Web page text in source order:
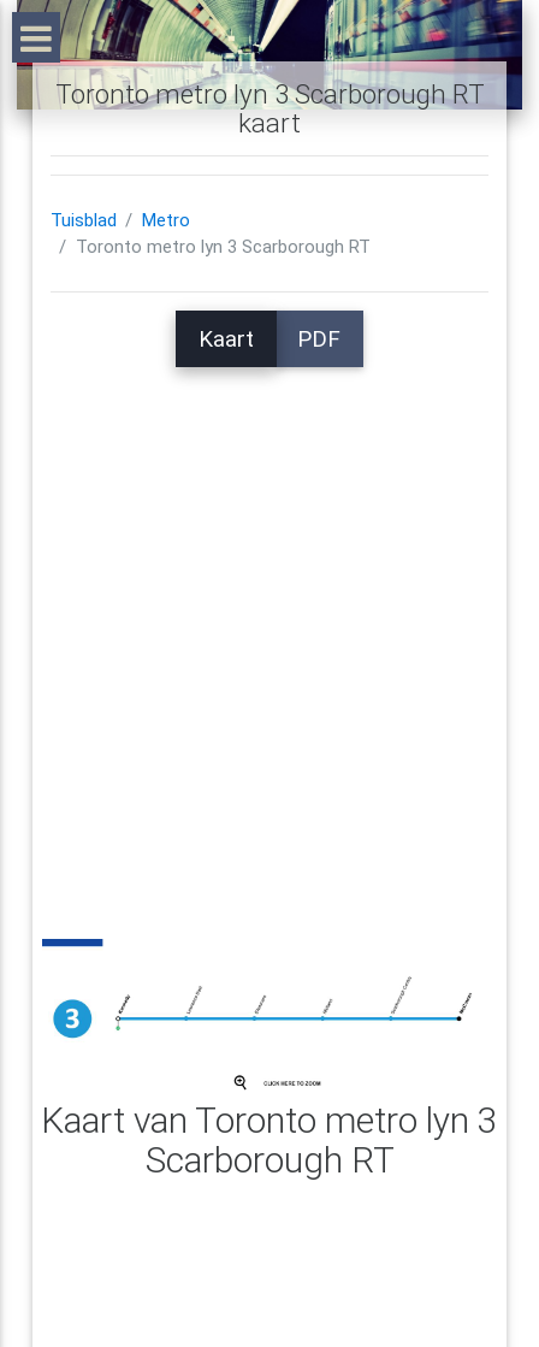
Toronto metro lyn 3 Scarborough RT
kaart
Tuisblad
Metro
Toronto metro lyn 3 Scarborough RT
Kaart PDF
Kaart van Toronto metro lyn 3
Scarborough RT